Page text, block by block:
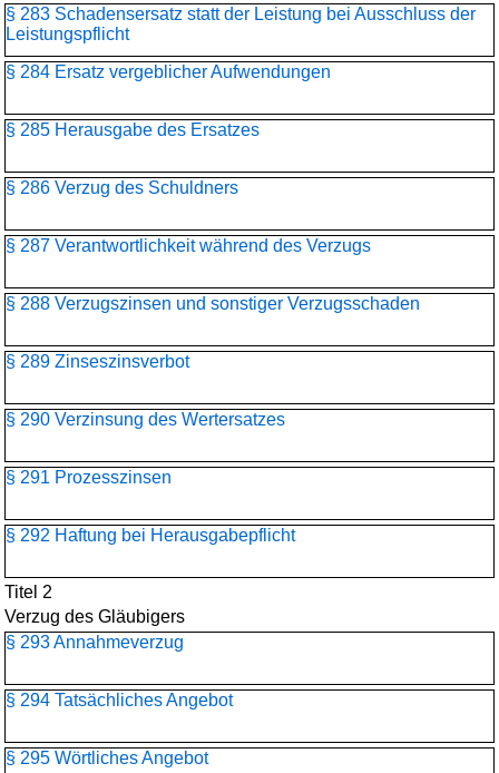
§ 283 Schadensersatz statt der Leistung bei Ausschluss der
Leistungspflicht
§ 284 Ersatz vergeblicher Aufwendungen
§ 285 Herausgabe des Ersatzes
§ 286 Verzug des Schuldners
§ 287 Verantwortlichkeit während des Verzugs
§ 288 Verzugszinsen und sonstiger Verzugsschaden
§ 289 Zinseszinsverbot
§ 290 Verzinsung des Wertersatzes
§ 291 Prozesszinsen
§ 292 Haftung bei Herausgabepflicht
Titel 2
Verzug des Gläubigers
§ 293 Annahmeverzug
§ 294 Tatsächliches Angebot
§ 295 Wörtliches Angebot